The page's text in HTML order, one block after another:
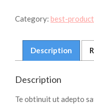
quantity
Category: best-product
Description
Description
Te obtinuit ut adepto